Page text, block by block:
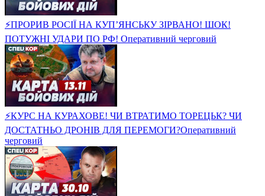
⚡ПРОРИВ РОСІЇ НА КУП’ЯНСЬКУ ЗІРВАНО! ШОК!
ПОТУЖНІ УДАРИ ПО РФ! Оперативний черговий
⚡️КУРС НА КУРАХОВЕ! ЧИ ВТРАТИМО ТОРЕЦЬК? ЧИ
ДОСТАТНЬО ДРОНІВ ДЛЯ ПЕРЕМОГИ?Оперативний
черговий